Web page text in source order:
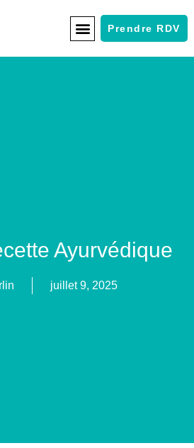
Prendre RDV
Ayurvédique
juillet 9, 2025